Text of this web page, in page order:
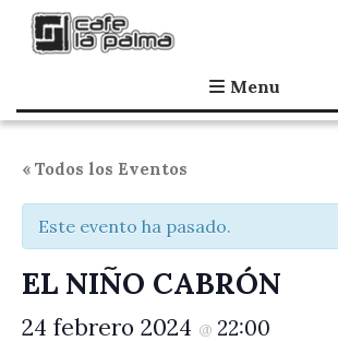
Café la Palma
Programando música en directo en Madrid, desde
Menu
« Todos los Eventos
Este evento ha pasado.
EL NIÑO CABRÓN
24 febrero 2024 @ 22:00